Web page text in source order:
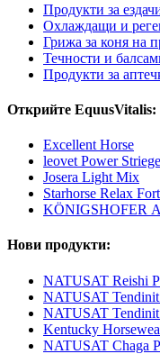
Продукти за
Охлаждащи и
Грижа за коня на
Течности и
Продукти за
Открийте EquusVitalis:
Excellent Horse
leovet Power
Josera Light Mix
Starhorse Relax
KÖNIGSHOFER
Нови продукти:
NATUSAT Reishi
NATUSAT
NATUSAT
Kentucky
NATUSAT Chaga